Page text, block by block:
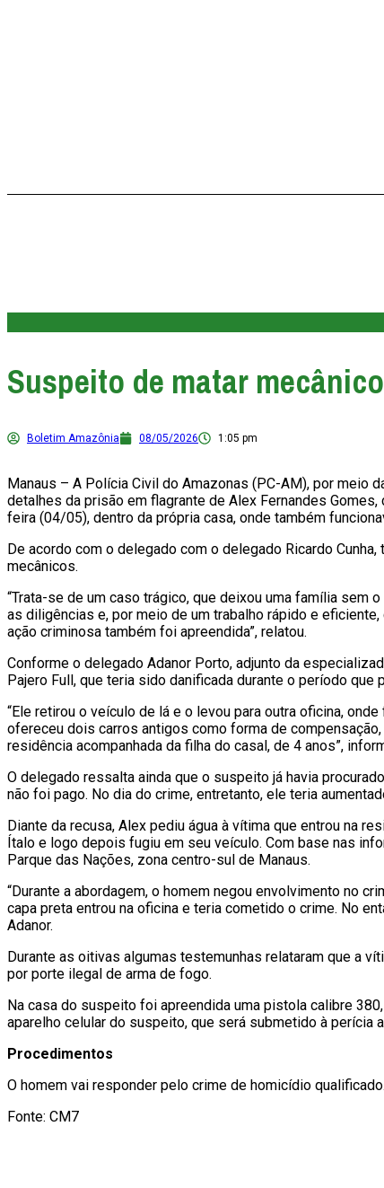
Suspeito de matar
Boletim Amazônia 08/05/2026 1:05 pm
Manaus – A Polícia Civil do Amazonas (PC-AM), por meio
detalhes da prisão em flagrante de Alex Fernandes
feira (04/05), dentro da própria casa, onde também
De acordo com o delegado com o delegado Ricardo
mecânicos.
“Trata-se de um caso trágico, que deixou uma família
as diligências e, por meio de um trabalho rápido e
ação criminosa também foi apreendida”, relatou.
Conforme o delegado Adanor Porto, adjunto da
Pajero Full, que teria sido danificada durante o período
“Ele retirou o veículo de lá e o levou para outra oficina,
ofereceu dois carros antigos como forma de
residência acompanhada da filha do casal, de 4 anos”,
O delegado ressalta ainda que o suspeito já havia
não foi pago. No dia do crime, entretanto, ele teria
Diante da recusa, Alex pediu água à vítima que entrou na
Ítalo e logo depois fugiu em seu veículo. Com base nas
Parque das Nações, zona centro-sul de Manaus.
“Durante a abordagem, o homem negou envolvimento no
capa preta entrou na oficina e teria cometido o crime. No
Adanor.
Durante as oitivas algumas testemunhas relataram que a
por porte ilegal de arma de fogo.
Na casa do suspeito foi apreendida uma pistola calibre
aparelho celular do suspeito, que será submetido à
Procedimentos
O homem vai responder pelo crime de homicídio
Fonte: CM7